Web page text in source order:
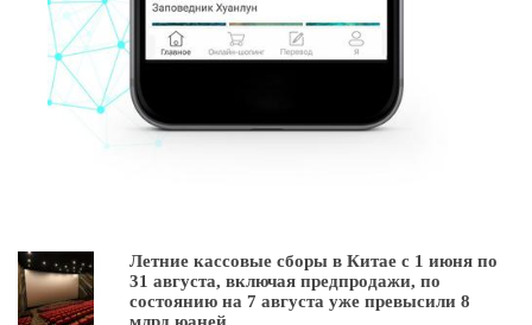
Летние кассовые сборы в Китае с 1 июня по
31 августа, включая предпродажи, по
состоянию на 7 августа уже превысили 8